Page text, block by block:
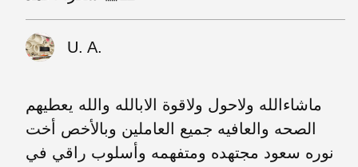
U. A.
ماشاءالله ولاحول ولاقوة الابالله والله يعطيهم
الصحه والعافيه جميع العاملين وبالأخص أخت
نوره سعود مجتهده ومتفهمه وأسلوب راقي في